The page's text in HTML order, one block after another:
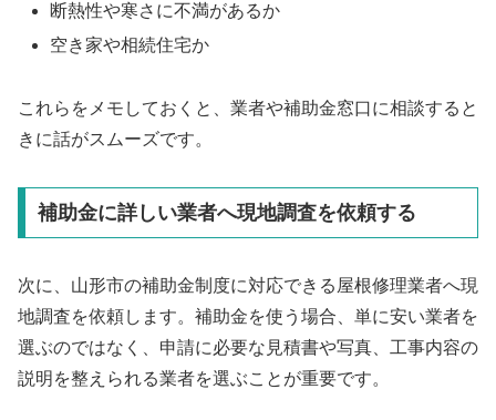
断熱性や寒さに不満があるか
空き家や相続住宅か
これらをメモしておくと、業者や補助金窓口に相談すると
きに話がスムーズです。
補助金に詳しい業者へ現地調査を依頼する
次に、山形市の補助金制度に対応できる屋根修理業者へ現
地調査を依頼します。補助金を使う場合、単に安い業者を
選ぶのではなく、申請に必要な見積書や写真、工事内容の
説明を整えられる業者を選ぶことが重要です。